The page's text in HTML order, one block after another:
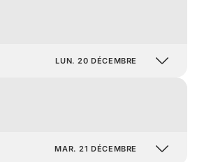
LUN. 20 DÉCEMBRE
MAR. 21 DÉCEMBRE